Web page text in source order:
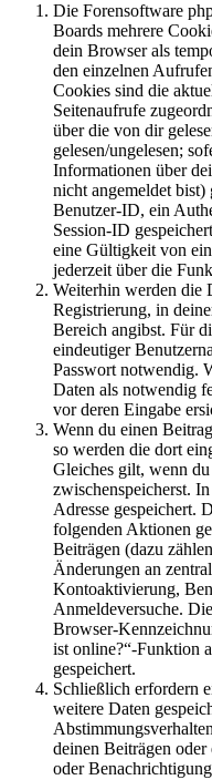
Die Forensoftware
Boards mehrere
dein Browser als
den einzelnen
Cookies sind die
Seitenaufrufe
über die von dir
gelesen/ungelesen;
Informationen über
nicht angemeldet bist)
Benutzer-ID, ein
Session-ID
eine Gültigkeit von
jederzeit über die
Weiterhin werden die
Registrierung, in
Bereich angibst. Für
eindeutiger
Passwort notwendig.
Daten als notwendig
vor deren Eingabe
Wenn du einen
so werden die dort
Gleiches gilt, wenn
zwischenspeicherst.
Adresse gespeichert.
folgenden Aktionen
Beiträgen (dazu
Änderungen an
Kontoaktivierung,
Anmeldeversuche.
Browser-
ist online?“-Funktion
gespeichert.
Schließlich erfordern
weitere Daten
deinen Beiträgen
oder